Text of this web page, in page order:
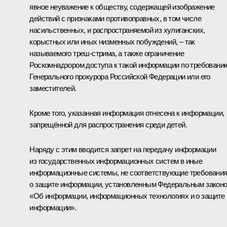
явное неуважение к обществу, содержащей изображение
действий с признаками противоправных, в том числе
насильственных, и распространяемой из хулиганских,
корыстных или иных низменных побуждений, – так
называемого треш-стрима, а также ограничение
Роскомнадзором доступа к такой информации по
Генерального прокурора Российской Федерации или его
заместителей.
Кроме того, указанная информация отнесена к информации,
запрещённой для распространения среди детей.
Наряду с этим вводится запрет на передачу информации
из государственных информационных систем в иные
информационные системы, не соответствующие
о защите информации, установленным Федеральным
«Об информации, информационных технологиях и о защите
информации».